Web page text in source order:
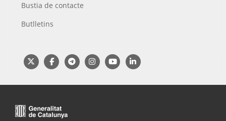
Bustia de contacte
Butlletins